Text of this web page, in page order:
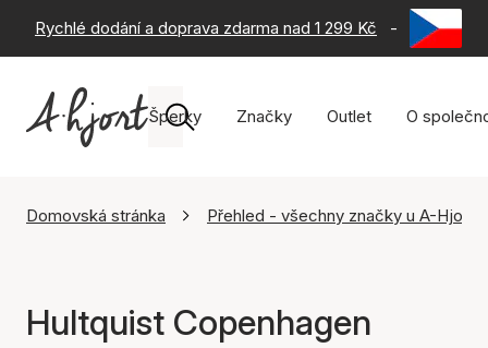
Rychlé dodání a doprava zdarma nad 1 299 Kč - 60 dní
Šperky Značky Outlet O
Domovská stránka Přehled - všechny značky u A-Hjort
Hultquist Copenhagen